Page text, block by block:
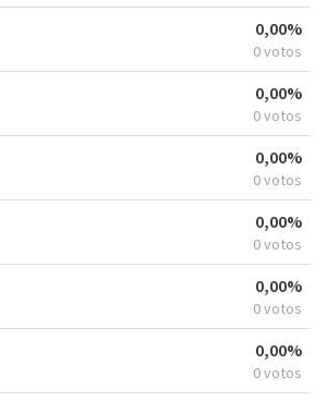
0,00%
0 votos
0,00%
0 votos
0,00%
0 votos
0,00%
0 votos
0,00%
0 votos
0,00%
0 votos